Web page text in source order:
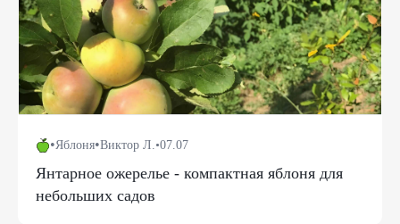
•Яблоня•Виктор Л.•07.07
Янтарное ожерелье - компактная яблоня для
небольших садов